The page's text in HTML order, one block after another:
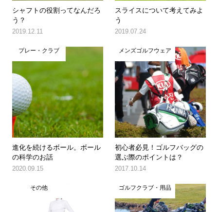
シャフトの役割ってなんだろ
う？
2019.12.11
スライスについて考えてみよ
う
2019.07.24
プレー・クラブ
進化を続けるボール。ボール
の科学のお話
2020.09.15
メンズゴルフウェア
初心者必見！ゴルフバッグの
選ぶ際のポイントは？
2017.10.14
その他 ゴルフクラブ・用品